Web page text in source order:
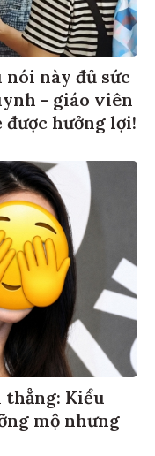
nói này đủ sức
- giáo viên
hưởng lợi!
Kiểu
mộ nhưng